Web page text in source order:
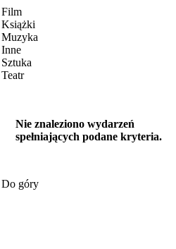
Film
Książki
Muzyka
Inne
Sztuka
Teatr
Nie znaleziono wydarzeń
spełniających podane kryteria.
Do góry